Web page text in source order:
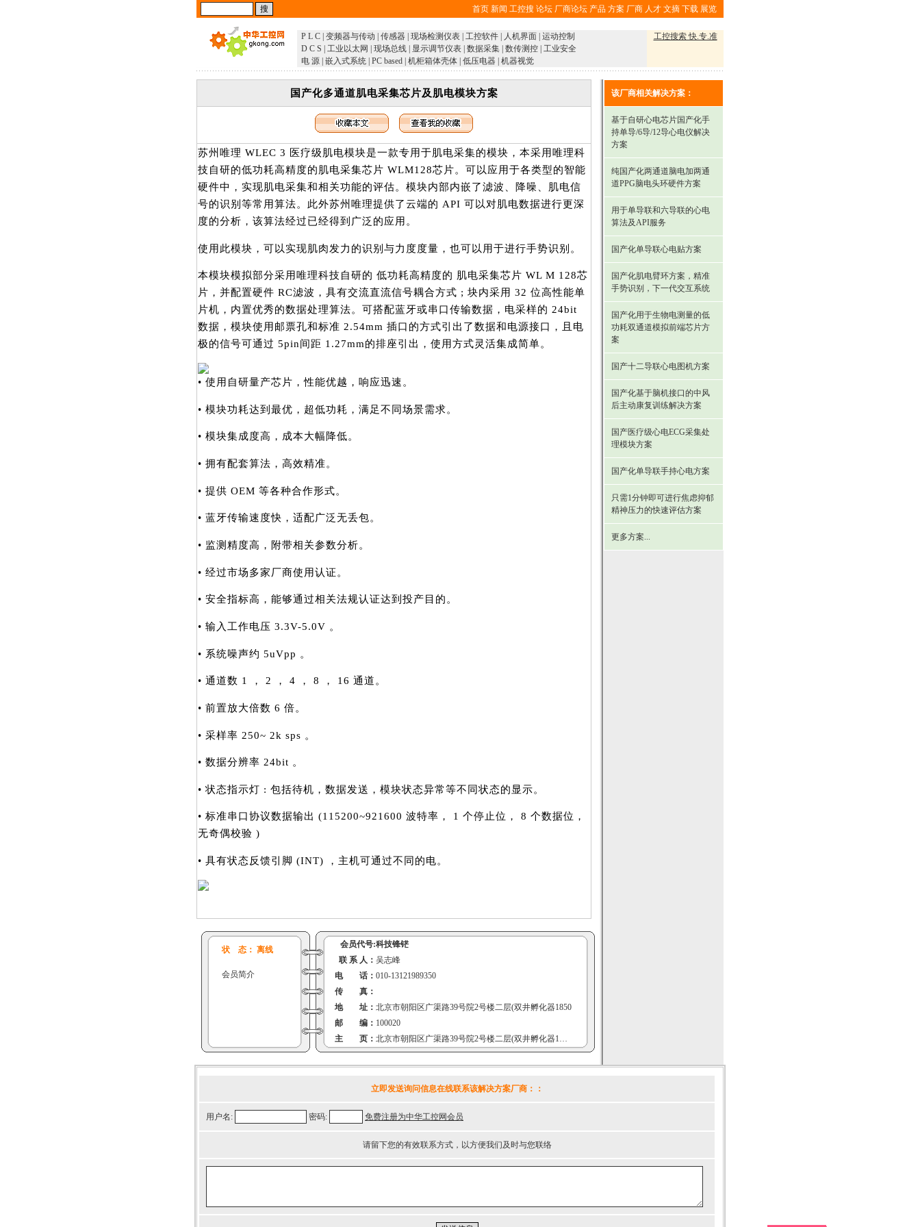
首页 新闻 工控搜 论坛 厂商论坛 产品 方案 厂商 人才 文摘 下载 展览
P L C 变频器与传动 传感器 现场检测仪表 工控软件 人机界面 运动控制
D C S
工业以太网 现场总线 显示调节仪表 数据采集 数传测控 工业安全
电 源 嵌入式系统 PC based 机柜箱体壳体 低压电器 机器视觉
工控搜索 快.专.准
国产化多通道肌电采集芯片及肌电模块方案
​​苏州唯理 WLEC 3 医疗级肌电模块是一款专用于肌电采集的模块，本采用唯理科
技自研的低功耗高精度的肌电采集芯片 WLM128芯片。可以应用于各类型的智能
硬件中，实现肌电采集和相关功能的评估。模块内部内嵌了滤波、降噪、肌电信
号的识别等常用算法。此外苏州唯理提供了云端的 API 可以对肌电数据进行更深
度的分析，该算法经过已经得到广泛的应用。
使用此模块，可以实现肌肉发力的识别与力度度量，也可以用于进行手势识别。
本模块模拟部分采用唯理科技自研的 低功耗高精度的 肌电采集芯片 WL M 128芯
片，并配置硬件 RC滤波，具有交流直流信号耦合方式 ; 块内采用 32 位高性能单
片机，内置优秀的数据处理算法。可搭配蓝牙或串口传输数据，电采样的 24bit
数据，模块使用邮票孔和标准 2.54mm 插口的方式引出了数据和电源接口，且电
极的信号可通过 5pin间距 1.27mm的排座引出，使用方式灵活集成简单。
• 使用自研量产芯片，性能优越，响应迅速。
• 模块功耗达到最优，超低功耗，满足不同场景需求。
• 模块集成度高，成本大幅降低。
• 拥有配套算法，高效精准。
• 提供 OEM 等各种合作形式。
• 蓝牙传输速度快，适配广泛无丢包。
• 监测精度高，附带相关参数分析。
• 经过市场多家厂商使用认证。
• 安全指标高，能够通过相关法规认证达到投产目的。
• 输入工作电压 3.3V-5.0V 。
• 系统噪声约 5uVpp 。
• 通道数 1 ， 2 ， 4 ， 8 ， 16 通道。
• 前置放大倍数 6 倍。
• 采样率 250~ 2k sps 。
• 数据分辨率 24bit 。
• 状态指示灯 : 包括待机，数据发送，模块状态异常等不同状态的显示。
• 标准串口协议数据输出 (115200~921600 波特率， 1 个停止位， 8 个数据位，
无奇偶校验 )
• 具有状态反馈引脚 (INT) ，主机可通过不同的电。
状 态： 离线
会员简介
会员代号:科技锋铓
联 系 人： 吴志峰
电 话： 010-13121989350
传 真：
地 址： 北京市朝阳区广渠路39号院2号楼二层(双井孵化器1850
邮 编： 100020
主 页：
北京市朝阳区广渠路39号院2号楼二层(双井孵化器1850
该厂商相关解决方案：
基于自研心电芯片国产化手
持单导/6导/12导心电仪解决
方案
纯国产化两通道脑电加两通
道PPG脑电头环硬件方案
用于单导联和六导联的心电
算法及API服务
国产化单导联心电贴方案
国产化肌电臂环方案，精准
手势识别，下一代交互系统
国产化用于生物电测量的低
功耗双通道模拟前端芯片方
案
国产十二导联心电图机方案
国产化基于脑机接口的中风
后主动康复训练解决方案
国产医疗级心电ECG采集处
理模块方案
国产化单导联手持心电方案
只需1分钟即可进行焦虑抑郁
精神压力的快速评估方案
更多方案...
立即发送询问信息在线联系该解决方案厂商： ：
用户名: 密码: 免费注册为中华工控网会员
请留下您的有效联系方式，以方便我们及时与您联络